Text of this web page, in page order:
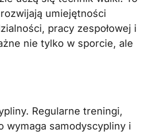
umiejętności
pracy zespołowej i
nie tylko w sporcie, ale
Regularne treningi,
wymaga samodyscypliny i